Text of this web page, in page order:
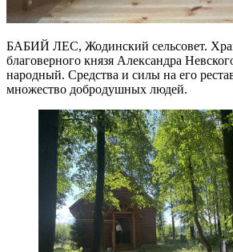
БАБИЙ ЛЕС, Жодинский сельсовет.
благоверного князя Александра
народный. Средства и силы на его
множество добродушных людей.